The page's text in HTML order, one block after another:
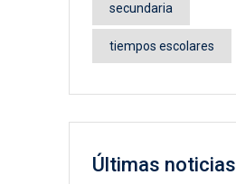
secundaria
tiempos escolares
Últimas noticias